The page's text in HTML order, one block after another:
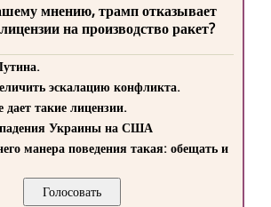
мнению, трамп отказывает
на производство ракет?
эскалацию конфликта.
такие лицензии.
Украины на США
манера поведения такая: обещать и